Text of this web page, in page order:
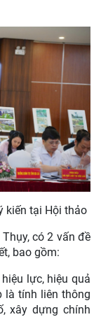
kiến tại Hội thảo
có 2 vấn đề
bao gồm:
lực, hiệu quả
là tính liên thông
xây dựng chính